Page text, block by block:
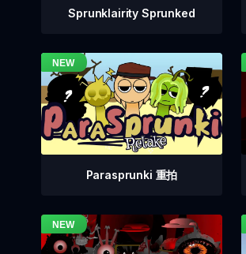
Sprunklairity Sprunked
Parasprunki 重拍